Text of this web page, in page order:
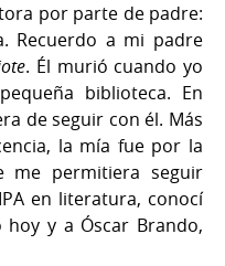
por parte de padre:
Recuerdo a mi padre
. Él murió cuando yo
biblioteca. En
de seguir con él. Más
la mía fue por la
me permitiera seguir
en literatura, conocí
y a Óscar Brando,